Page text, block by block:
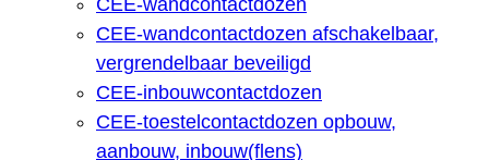
CEE-wandcontactdozen afschakelbaar,
vergrendelbaar beveiligd
CEE-inbouwcontactdozen
CEE-toestelcontactdozen opbouw,
aanbouw, inbouw(flens)